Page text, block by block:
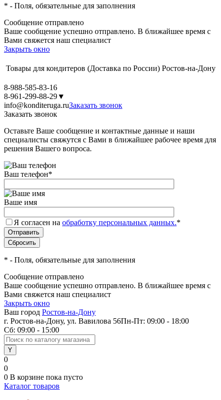
* - Поля, обязательные для заполнения
Сообщение отправлено
Ваше сообщение успешно отправлено. В ближайшее время с
Вами свяжется наш специалист
Закрыть окно
Товары для кондитеров (Доставка по России) Ростов-на-Дону
8-988-585-83-16
8-961-299-88-29▼
info@konditeruga.ruЗаказать звонок
Заказать звонок
Оставьте Ваше сообщение и контактные данные и наши
специалисты свяжутся с Вами в ближайшее рабочее время для
решения Вашего вопроса.
Ваш телефон*
Ваше имя
Я согласен на обработку персональных данных.*
* - Поля, обязательные для заполнения
Сообщение отправлено
Ваше сообщение успешно отправлено. В ближайшее время с
Вами свяжется наш специалист
Закрыть окно
Ваш город Ростов-на-Дону
г. Ростов-на-Дону, ул. Вавилова 56Пн-Пт: 09:00 - 18:00
Сб: 09:00 - 15:00
0
0
0 В корзине пока пусто
Каталог товаров